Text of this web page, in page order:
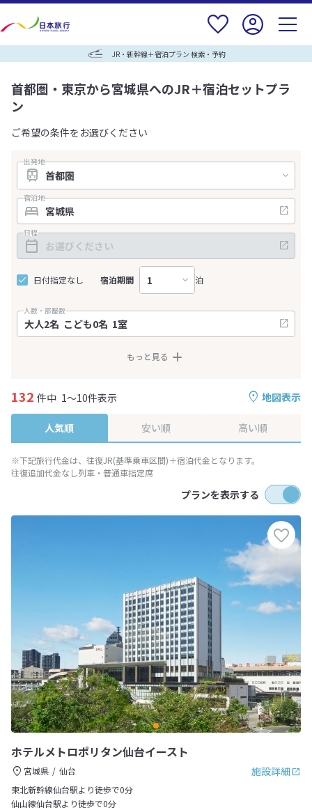
JR・新幹線＋宿泊プラン 検索・予約
首都圏・東京から宮城県へのJR＋宿泊セットプラ
ン
ご希望の条件をお選びください
出発地
宿泊地
日程
日付指定なし 宿泊期間 泊
人数・部屋数
もっと見る
地図表示
132 件中 1～10件表示
人気順 安い順 高い順
※下記旅行代金は、往復JR(基準乗車区間)＋宿泊代金となります。
往復追加代金なし列車・普通車指定席
プランを表示する
ホテルメトロポリタン仙台イースト
施設詳細
宮城県
仙台
東北新幹線仙台駅より徒歩で0分
仙山線仙台駅より徒歩で0分